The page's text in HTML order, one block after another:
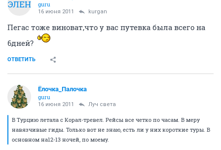
ЭЛЕН
guru
16 июня 2011 kurgan
Пегас тоже виноват,что у вас путевка была всего на
6дней?
ОТВЕТИТЬ
Ёлочка_Палочка
guru
16 июня 2011 Луч света
В Турцию летала с Корал-тревел. Рейсы все четко по часам. В меру
навязчивые гиды. Только вот не знаю, есть ли у них короткие туры. В
основном на12-13 ночей, по моему.